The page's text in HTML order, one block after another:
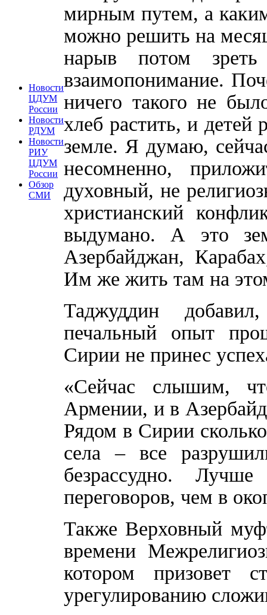
Новости
ЦДУМ
России
Новости
РДУМ
Новости
РИУ
ЦДУМ
России
Обзор
СМИ
мирным путем, а
можно решить на
нарыв потом
взаимопонимание.
ничего такого не
хлеб растить, и детей
земле. Я думаю,
несомненно,
духовный, не
христианский
выдумано. А это
Азербайджан,
Им же жить там на
Таджуддин
печальный опыт
Сирии не принес
«Сейчас слышим,
Армении, и в
Рядом в Сирии
села – все
безрассудно.
переговоров, чем в
Также Верховный
времени
котором призовет
урегулированию